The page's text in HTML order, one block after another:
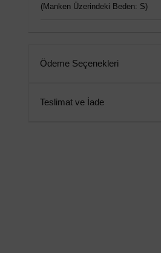
(Manken Üzerindeki Beden: S)
Ödeme Seçenekleri
Teslimat ve İade